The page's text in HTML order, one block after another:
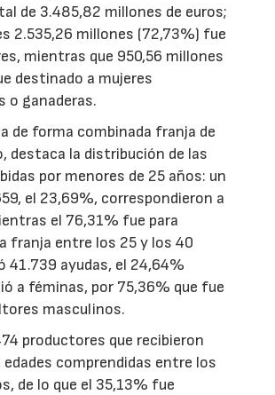
de 3.485,82 millones de euros;
2.535,26 millones (72,73%) fue
mientras que 950,56 millones
destinado a mujeres
o ganaderas.
de forma combinada franja de
destaca la distribución de las
por menores de 25 años: un
el 23,69%, correspondieron a
el 76,31% fue para
franja entre los 25 y los 40
41.739 ayudas, el 24,64%
a féminas, por 75,36% que fue
masculinos.
productores que recibieron
edades comprendidas entre los
de lo que el 35,13% fue